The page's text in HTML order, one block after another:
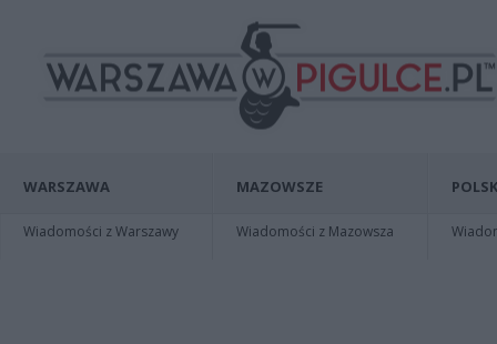
WARSZAWA
Wiadomości z Warszawy
MAZOWSZE
Wiadomości z Mazowsza